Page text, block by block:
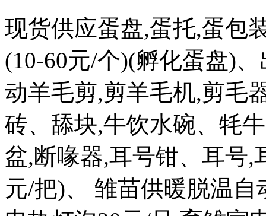
现货供应蛋盘,蛋托,蛋包
(10-60元/个)(孵化蛋盘)
动羊毛剪,剪羊毛机,剪毛
砖、舔块,牛饮水碗、牦
盆,断喙器,耳号钳、耳号,
元/把)、 雏苗供暖脱温